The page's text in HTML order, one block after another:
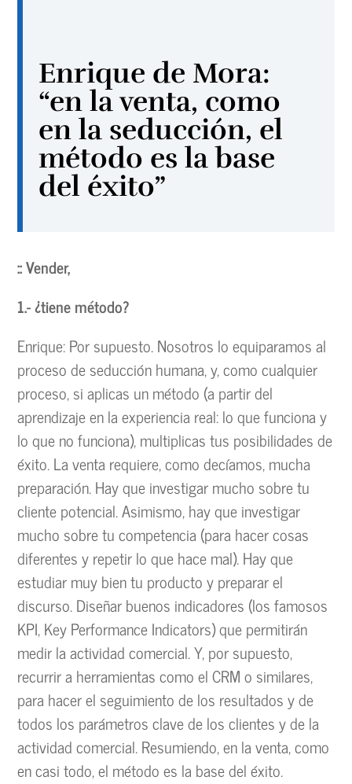
Enrique de Mora:
“en la venta, como
en la seducción, el
método es la base
del éxito”
:: Vender,
1.- ¿tiene método?
Enrique: Por supuesto. Nosotros lo equiparamos al
proceso de seducción humana, y, como cualquier
proceso, si aplicas un método (a partir del
aprendizaje en la experiencia real: lo que funciona y
lo que no funciona), multiplicas tus posibilidades de
éxito. La venta requiere, como decíamos, mucha
preparación. Hay que investigar mucho sobre tu
cliente potencial. Asimismo, hay que investigar
mucho sobre tu competencia (para hacer cosas
diferentes y repetir lo que hace mal). Hay que
estudiar muy bien tu producto y preparar el
discurso. Diseñar buenos indicadores (los famosos
KPI, Key Performance Indicators) que permitirán
medir la actividad comercial. Y, por supuesto,
recurrir a herramientas como el CRM o similares,
para hacer el seguimiento de los resultados y de
todos los parámetros clave de los clientes y de la
actividad comercial. Resumiendo, en la venta, como
en casi todo, el método es la base del éxito.